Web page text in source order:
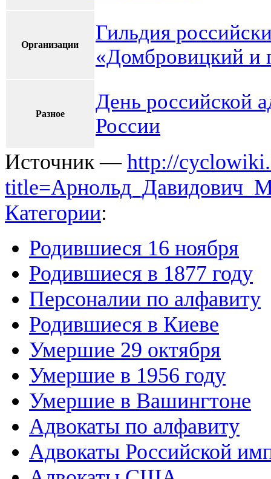
Организации
Гильдия
«Домбровицкий и
Разное
День российской
России
Источник — http://
Категории:
Родившиеся 16 ноября
Родившиеся в 1877 году
Персоналии по алфавиту
Родившиеся в Киеве
Умершие 29 октября
Умершие в 1956 году
Умершие в Вашингтоне
Адвокаты по алфавиту
Адвокаты Российской